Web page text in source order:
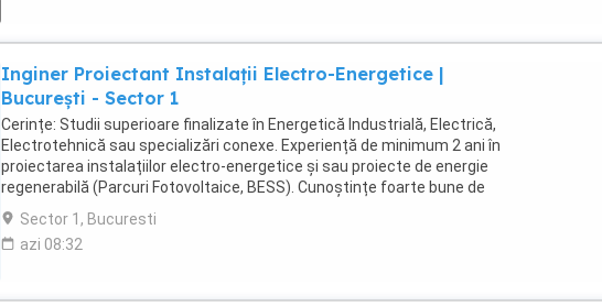
Inginer Proiectant Instalații Electro-Energetice |
București - Sector 1
Cerințe: Studii superioare finalizate în Energetică Industrială, Electrică,
Electrotehnică sau specializări conexe. Experiență de minimum 2 ani în
proiectarea instalațiilor electro-energetice și sau proiecte de energie
regenerabilă (Parcuri Fotovoltaice, BESS). Cunoștințe foarte bune de
AutoCAD și Microsoft ...
Sector 1, Bucuresti
azi 08:32